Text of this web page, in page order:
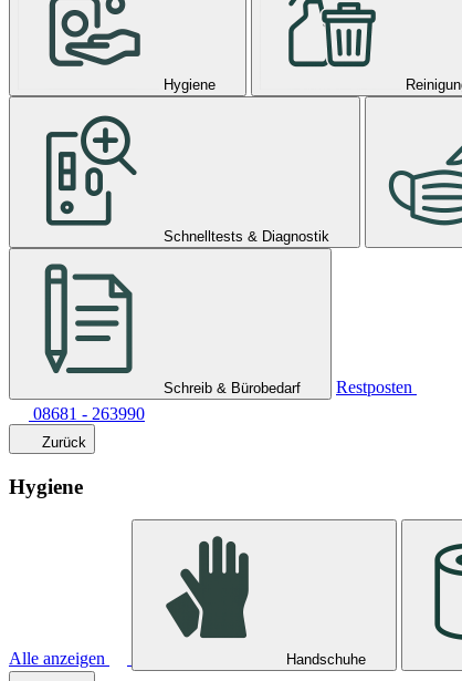
Hygiene
Schnelltests & Diagnostik
Schreib & Bürobedarf
Restposten
08681 - 263990
Zurück
Hygiene
Alle anzeigen Handschuhe